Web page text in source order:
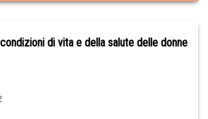
di vita e della salute delle donne